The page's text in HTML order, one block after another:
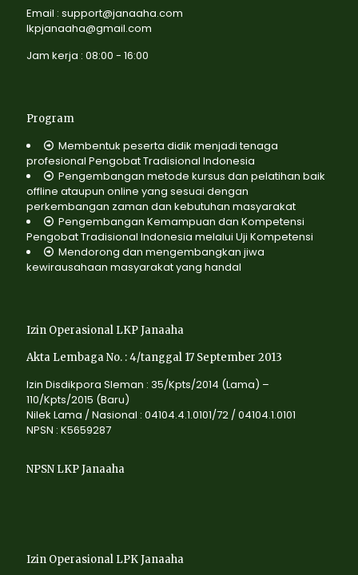
Email : support@janaaha.com
lkpjanaaha@gmail.com
Jam kerja : 08:00 - 16:00
Program
Membentuk peserta didik menjadi tenaga
profesional Pengobat Tradisional Indonesia
Pengembangan metode kursus dan pelatihan baik
offline ataupun online yang sesuai dengan
perkembangan zaman dan kebutuhan masyarakat
Pengembangan Kemampuan dan Kompetensi
Pengobat Tradisional Indonesia melalui Uji Kompetensi
Mendorong dan mengembangkan jiwa
kewirausahaan masyarakat yang handal
Izin Operasional LKP Janaaha
Akta Lembaga No. : 4/tanggal 17 September 2013
Izin Disdikpora Sleman : 35/Kpts/2014 (Lama) –
110/Kpts/2015 (Baru)
Nilek Lama / Nasional : 04104.4.1.0101/72 / 04104.1.0101
NPSN : K5659287
NPSN LKP Janaaha
Izin Operasional LPK Janaaha